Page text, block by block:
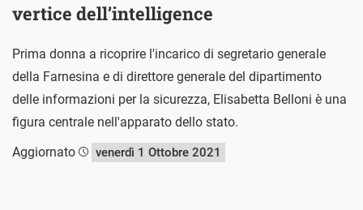
vertice dell’intelligence
Prima donna a ricoprire l'incarico di segretario generale
della Farnesina e di direttore generale del dipartimento
delle informazioni per la sicurezza, Elisabetta Belloni è una
figura centrale nell'apparato dello stato.
Aggiornato
venerdì 1 Ottobre 2021